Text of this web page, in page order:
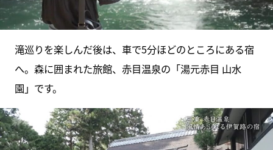
滝巡りを楽しんだ後は、車で5分ほどのところにある宿
へ。森に囲まれた旅館、赤目温泉の「湯元赤目 山水
園」です。